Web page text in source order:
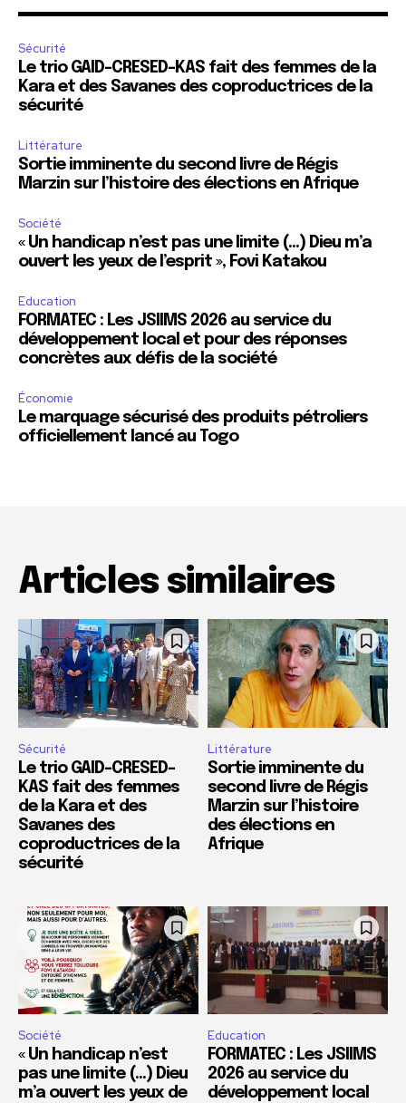
Sécurité
Le trio GAID-CRESED-KAS fait des femmes de la
Kara et des Savanes des coproductrices de la
sécurité
Littérature
Sortie imminente du second livre de Régis
Marzin sur l’histoire des élections en Afrique
Société
« Un handicap n’est pas une limite (…) Dieu m’a
ouvert les yeux de l’esprit », Fovi Katakou
Education
FORMATEC : Les JSIIMS 2026 au service du
développement local et pour des réponses
concrètes aux défis de la société
Économie
Le marquage sécurisé des produits pétroliers
officiellement lancé au Togo
Articles similaires
Sécurité
Le trio GAID-CRESED-
KAS fait des femmes
de la Kara et des
Savanes des
coproductrices de la
sécurité
Littérature
Sortie imminente du
second livre de Régis
Marzin sur l’histoire
des élections en
Afrique
Société
« Un handicap n’est
pas une limite (…) Dieu
m’a ouvert les yeux de
Education
FORMATEC : Les JSIIMS
2026 au service du
développement local